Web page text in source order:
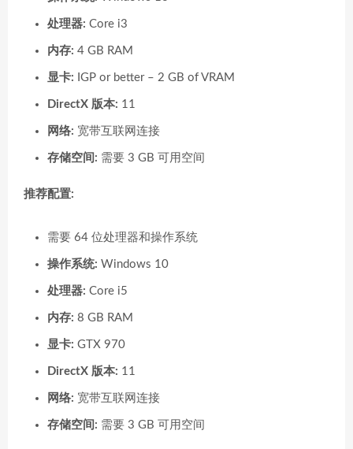
处理器: Core i3
内存: 4 GB RAM
显卡: IGP or better – 2 GB of VRAM
DirectX 版本: 11
网络: 宽带互联网连接
存储空间: 需要 3 GB 可用空间
推荐配置:
需要 64 位处理器和操作系统
操作系统: Windows 10
处理器: Core i5
内存: 8 GB RAM
显卡: GTX 970
DirectX 版本: 11
网络: 宽带互联网连接
存储空间: 需要 3 GB 可用空间